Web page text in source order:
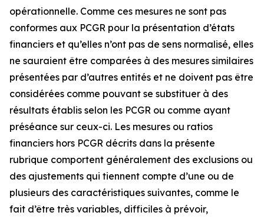
opérationnelle. Comme ces mesures ne sont pas
conformes aux PCGR pour la présentation d’états
financiers et qu’elles n’ont pas de sens normalisé, elles
ne sauraient être comparées à des mesures similaires
présentées par d’autres entités et ne doivent pas être
considérées comme pouvant se substituer à des
résultats établis selon les PCGR ou comme ayant
préséance sur ceux-ci. Les mesures ou ratios
financiers hors PCGR décrits dans la présente
rubrique comportent généralement des exclusions ou
des ajustements qui tiennent compte d’une ou de
plusieurs des caractéristiques suivantes, comme le
fait d’être très variables, difficiles à prévoir,